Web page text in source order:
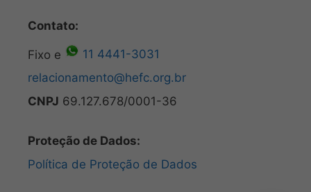
Contato:
Fixo e
11 4441-3031
relacionamento@hefc.org.br
CNPJ 69.127.678/0001-36
Proteção de Dados:
Política de Proteção de Dados